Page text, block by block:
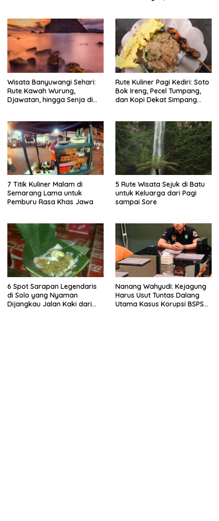
Wisata Banyuwangi Sehari:
Rute Kawah Wurung,
Djawatan, hingga Senja di
Rute Kuliner Pagi Kediri: Soto
Bok Ireng, Pecel Tumpang,
dan Kopi Dekat Simpang
7 Titik Kuliner Malam di
Semarang Lama untuk
Pemburu Rasa Khas Jawa
5 Rute Wisata Sejuk di Batu
untuk Keluarga dari Pagi
sampai Sore
6 Spot Sarapan Legendaris
di Solo yang Nyaman
Dijangkau Jalan Kaki dari
Nanang Wahyudi: Kejagung
Harus Usut Tuntas Dalang
Utama Kasus Korupsi BSPS